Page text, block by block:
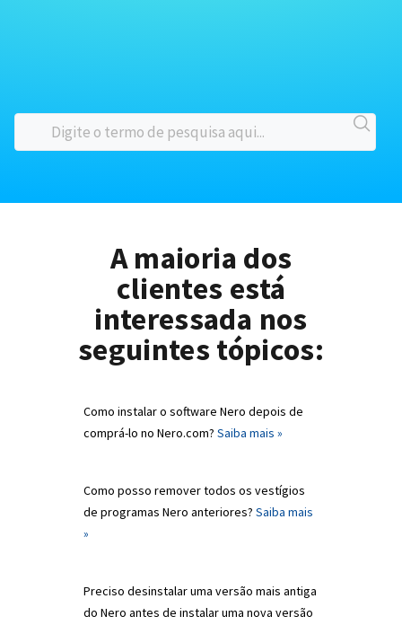
A maioria dos
clientes está
interessada nos
seguintes tópicos:
Como instalar o software Nero depois de
comprá-lo no Nero.com? Saiba mais »
Como posso remover todos os vestígios
de programas Nero anteriores? Saiba mais
»
Preciso desinstalar uma versão mais antiga
do Nero antes de instalar uma nova versão